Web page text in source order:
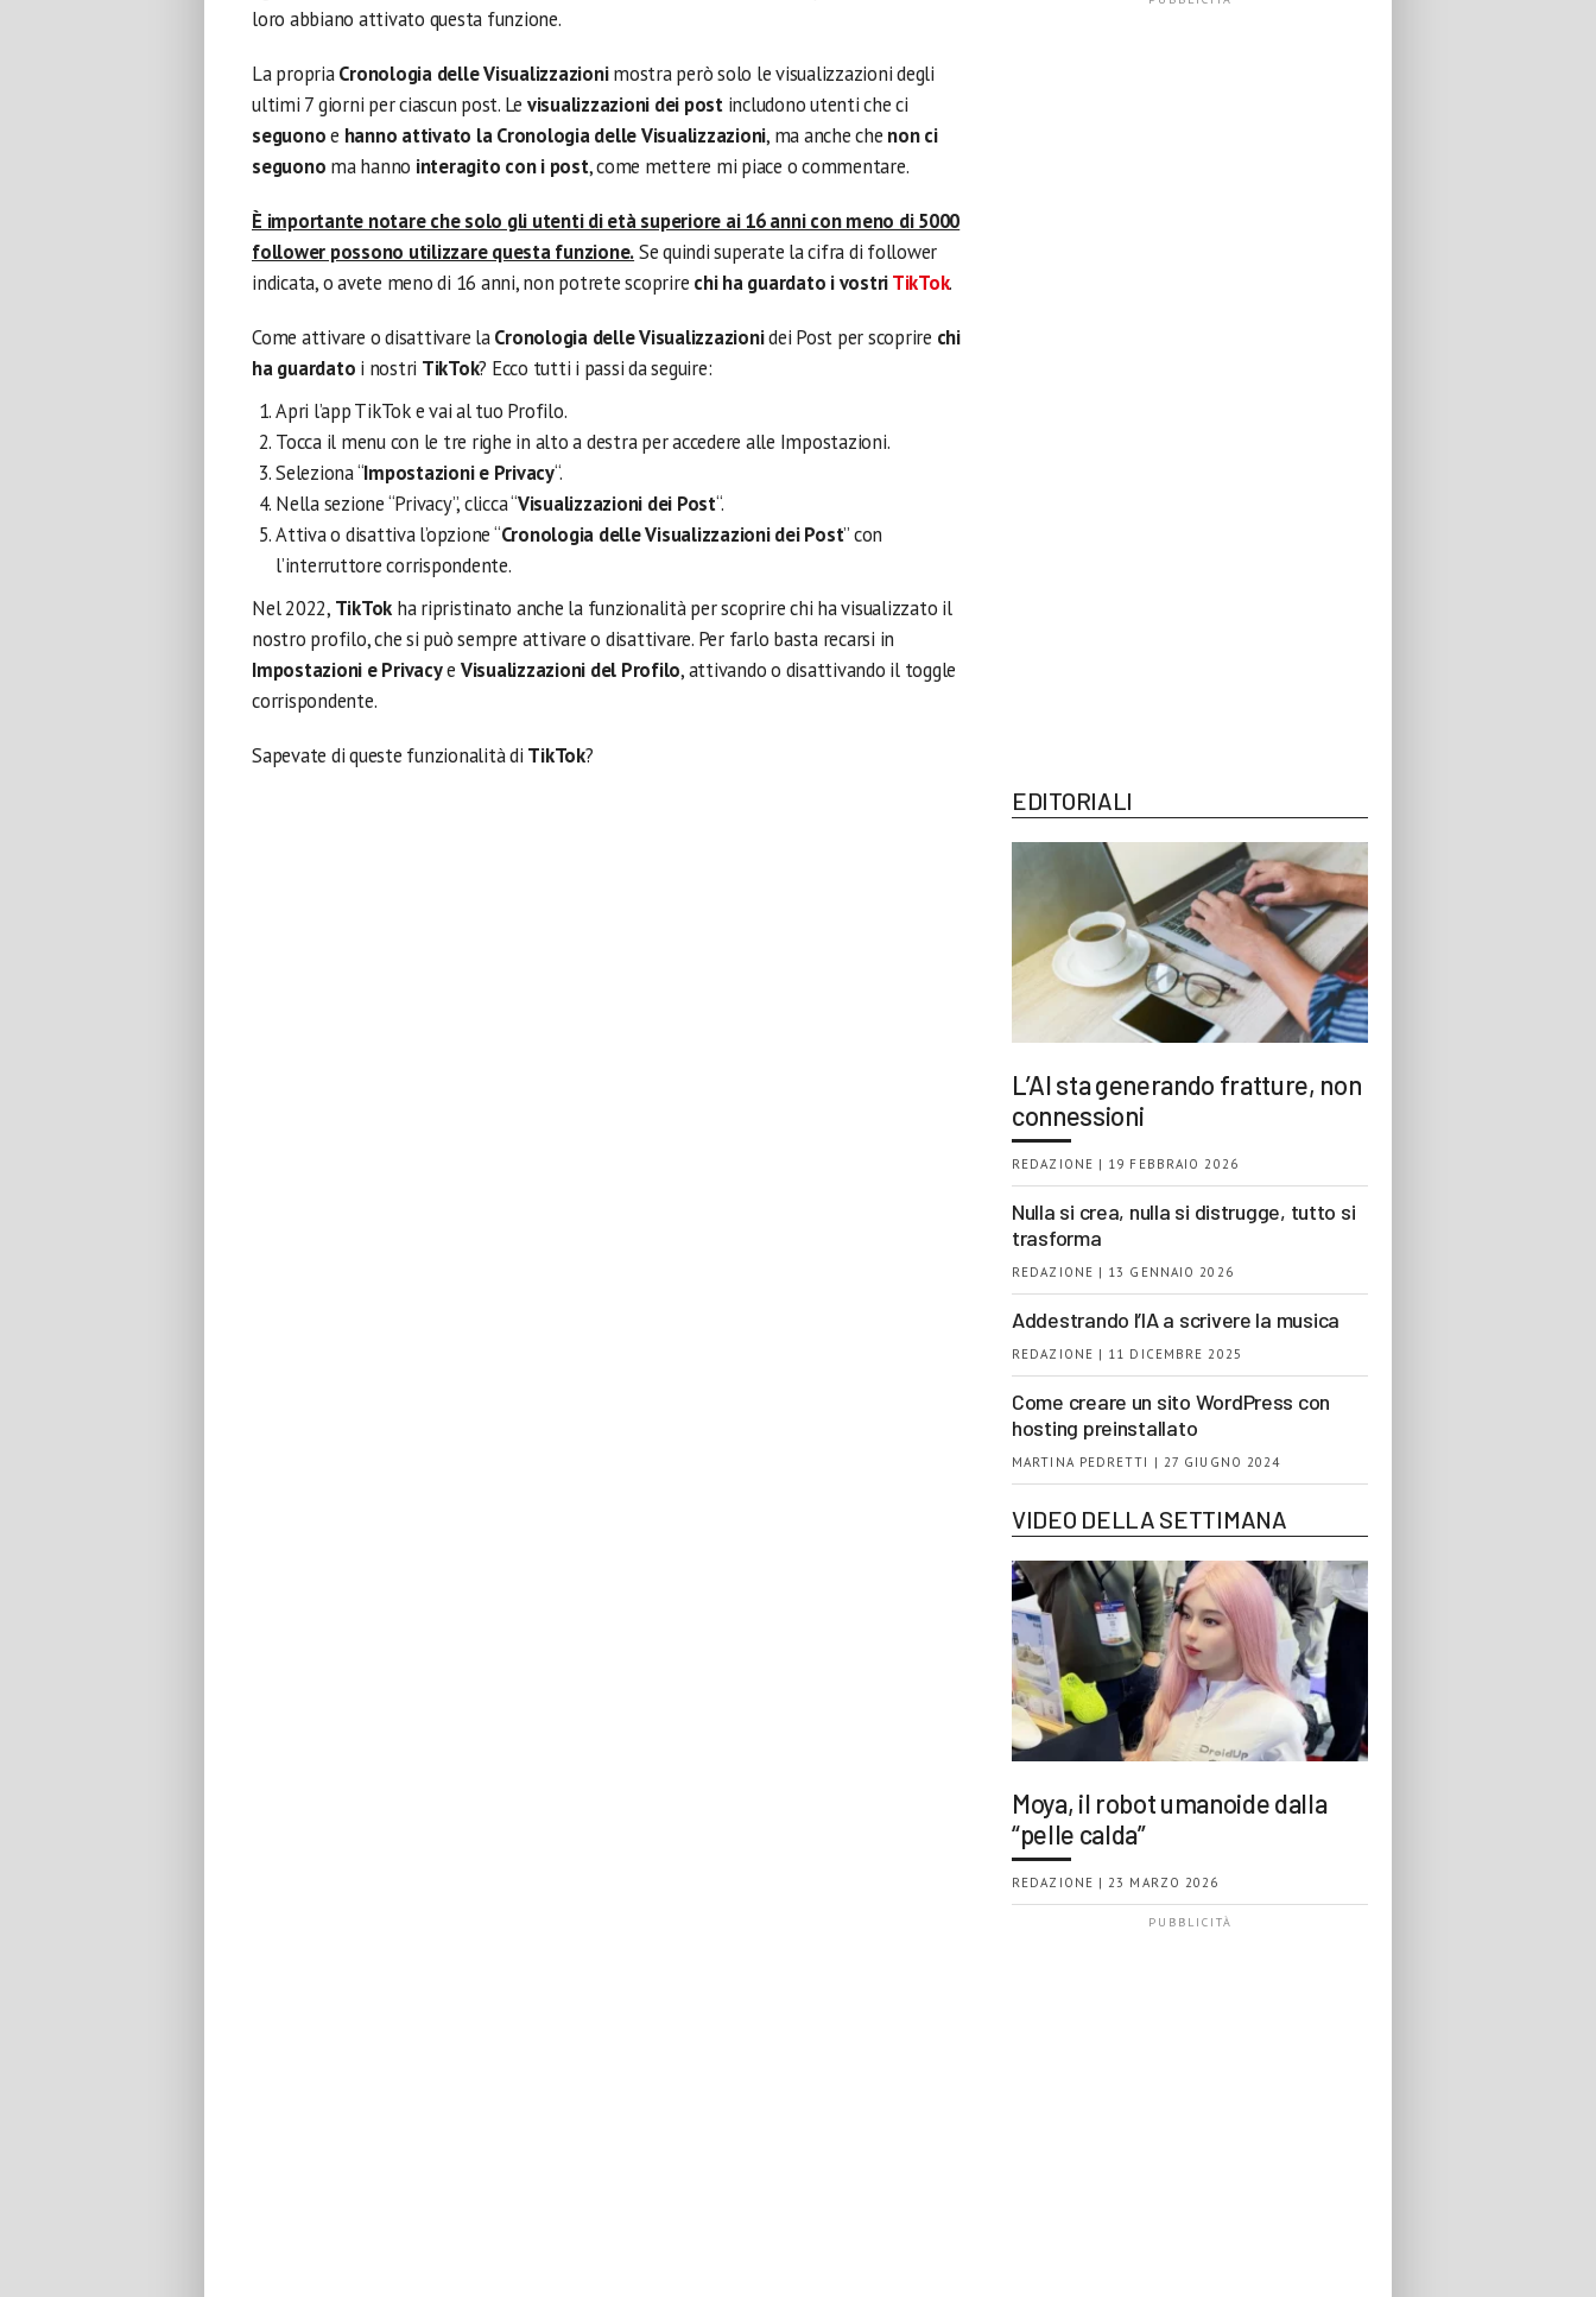
loro abbiano attivato questa funzione.
La propriaCronologia delle Visualizzazionimostra però solo le visualizzazioni degli
ultimi 7 giorni per ciascun post. Le visualizzazioni dei postincludono utenti che ci
seguonoe hanno attivato la Cronologia delle Visualizzazioni, ma anche che non ci
seguono ma hanno interagito con i post, come mettere mi piace o commentare.
È importante notare che solo gli utenti di età superiore ai 16 anni con meno di 5000
follower possono utilizzare questa funzione.Se quindi superate la cifra di follower
indicata, o avete meno di 16 anni, non potrete scoprire chi ha guardato i vostriTikTok.
Come attivare o disattivare laCronologia delle Visualizzazionidei Post per scoprire chi
ha guardato i nostri TikTok? Ecco tutti i passi da seguire:
Apri l’app TikTok e vai al tuo Profilo.
Tocca il menu con le tre righe in alto a destra per accedere alle Impostazioni.
Seleziona “Impostazioni e Privacy“.
Nella sezione “Privacy”, clicca “Visualizzazioni dei Post“.
Attiva o disattiva l’opzione “Cronologia delle Visualizzazioni dei Post” con
l’interruttore corrispondente.
Nel 2022, TikTok ha ripristinato anche la funzionalità per scoprire chi ha visualizzato il
nostro profilo, che si può sempre attivare o disattivare. Per farlo basta recarsi in
Impostazioni e Privacye Visualizzazioni del Profilo, attivando o disattivando il toggle
corrispondente.
Sapevate di queste funzionalità di TikTok?
EDITORIALI
L’AI sta generando fratture, non
connessioni
REDAZIONE | 19 FEBBRAIO 2026
Nulla si crea, nulla si distrugge, tutto si
trasforma
REDAZIONE | 13 GENNAIO 2026
Addestrando l’IA a scrivere la musica
REDAZIONE | 11 DICEMBRE 2025
Come creare un sito WordPress con
hosting preinstallato
MARTINA PEDRETTI | 27 GIUGNO 2024
VIDEO DELLA SETTIMANA
Moya, il robot umanoide dalla
“pelle calda”
REDAZIONE | 23 MARZO 2026